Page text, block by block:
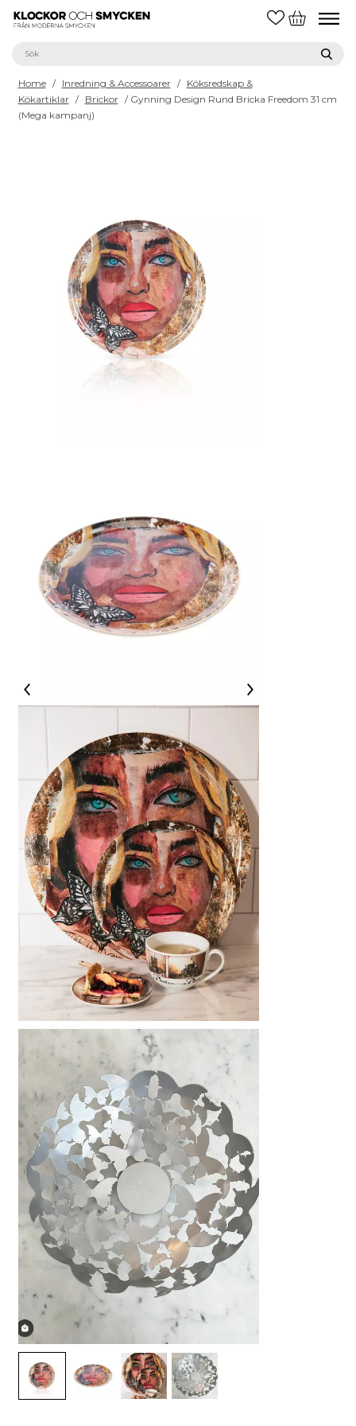
Home / Inredning & Accessoarer / Köksredskap &
Kökartiklar / Brickor / Gynning Design Rund Bricka Freedom 31 cm
(Mega kampanj)